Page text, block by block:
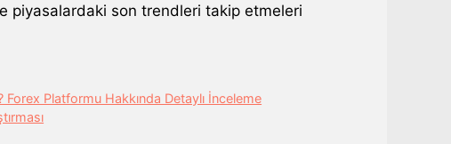
piyasalardaki son trendleri takip etmeleri
Platformu Hakkında Detaylı İnceleme